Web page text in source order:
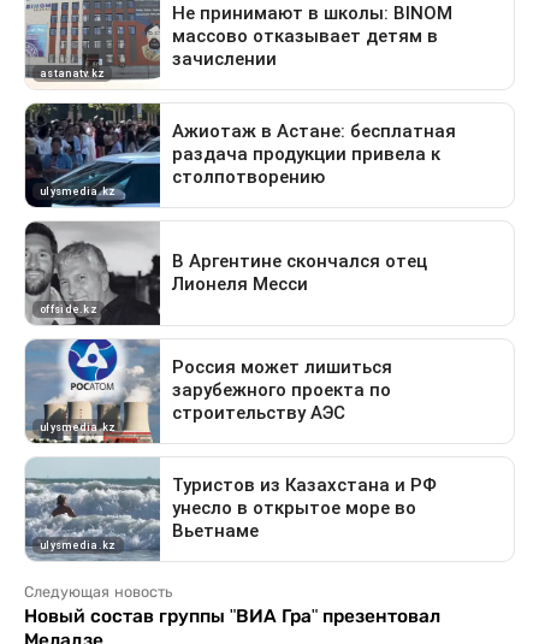
Следующая новость
Новый состав группы "ВИА Гра" презентовал
Меладзе